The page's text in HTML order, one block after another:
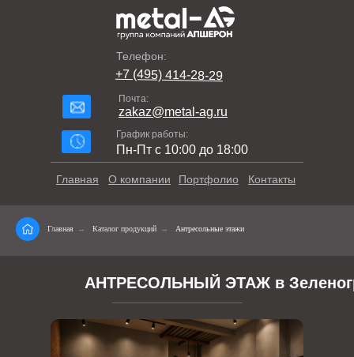
Телефон:
+7 (495) 414-28-29
Почта:
zakaz@metal-ag.ru
График работы:
Пн-Пт с 10:00 до 18:00
Контакты
Портфолио
О компании
Главная
Главная → Каталог продукций → Антресольные этажи
АНТРЕСОЛЬНЫЙ ЭТАЖ в